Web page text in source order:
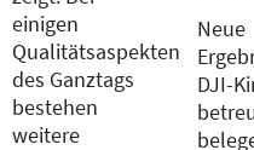
einigen
Qualitätsaspekten
des Ganztags
bestehen
weitere
Neue
DJI-